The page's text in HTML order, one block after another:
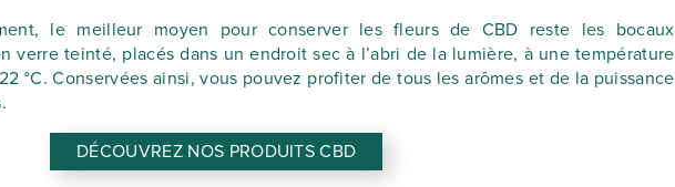
le meilleur moyen pour conserver les fleurs de CBD reste les bocaux
verre teinté, placés dans un endroit sec à l’abri de la lumière, à une température
°C. Conservées ainsi, vous pouvez profiter de tous les arômes et de la puissance
DÉCOUVREZ NOS PRODUITS CBD